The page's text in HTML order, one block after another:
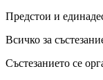
Предстои и
Всичко за
Състезанието се